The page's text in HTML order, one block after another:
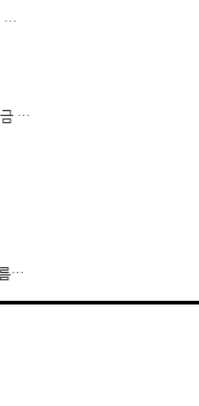
…
금 …
…